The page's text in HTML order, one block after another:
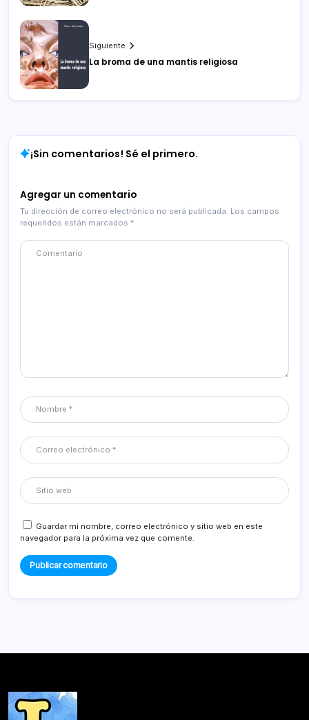
Siguiente
La broma de una mantis religiosa
¡Sin comentarios! Sé el primero.
Agregar un comentario
Tu dirección de correo electrónico no será publicada. Los campos
requeridos están marcados *
Guardar mi nombre, correo electrónico y sitio web en este
navegador para la próxima vez que comente.